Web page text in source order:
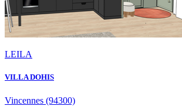
LEILA
VILLA DOHIS
Vincennes (94300)